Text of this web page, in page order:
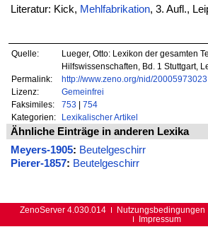
Literatur: Kick, Mehlfabrikation, 3. Aufl.,
Quelle:
Lueger, Otto: Lexikon der gesamten
Hilfswissenschaften, Bd. 1 Stuttgart,
Permalink:
http://www.zeno.org/nid/20005973023
Lizenz:
Gemeinfrei
Faksimiles:
753 | 754
Kategorien:
Lexikalischer Artikel
Ähnliche Einträge in anderen Lexika
Meyers-1905: Beutelgeschirr
Pierer-1857: Beutelgeschirr
ZenoServer 4.030.014 Nutzungsbedingungen
Impressum